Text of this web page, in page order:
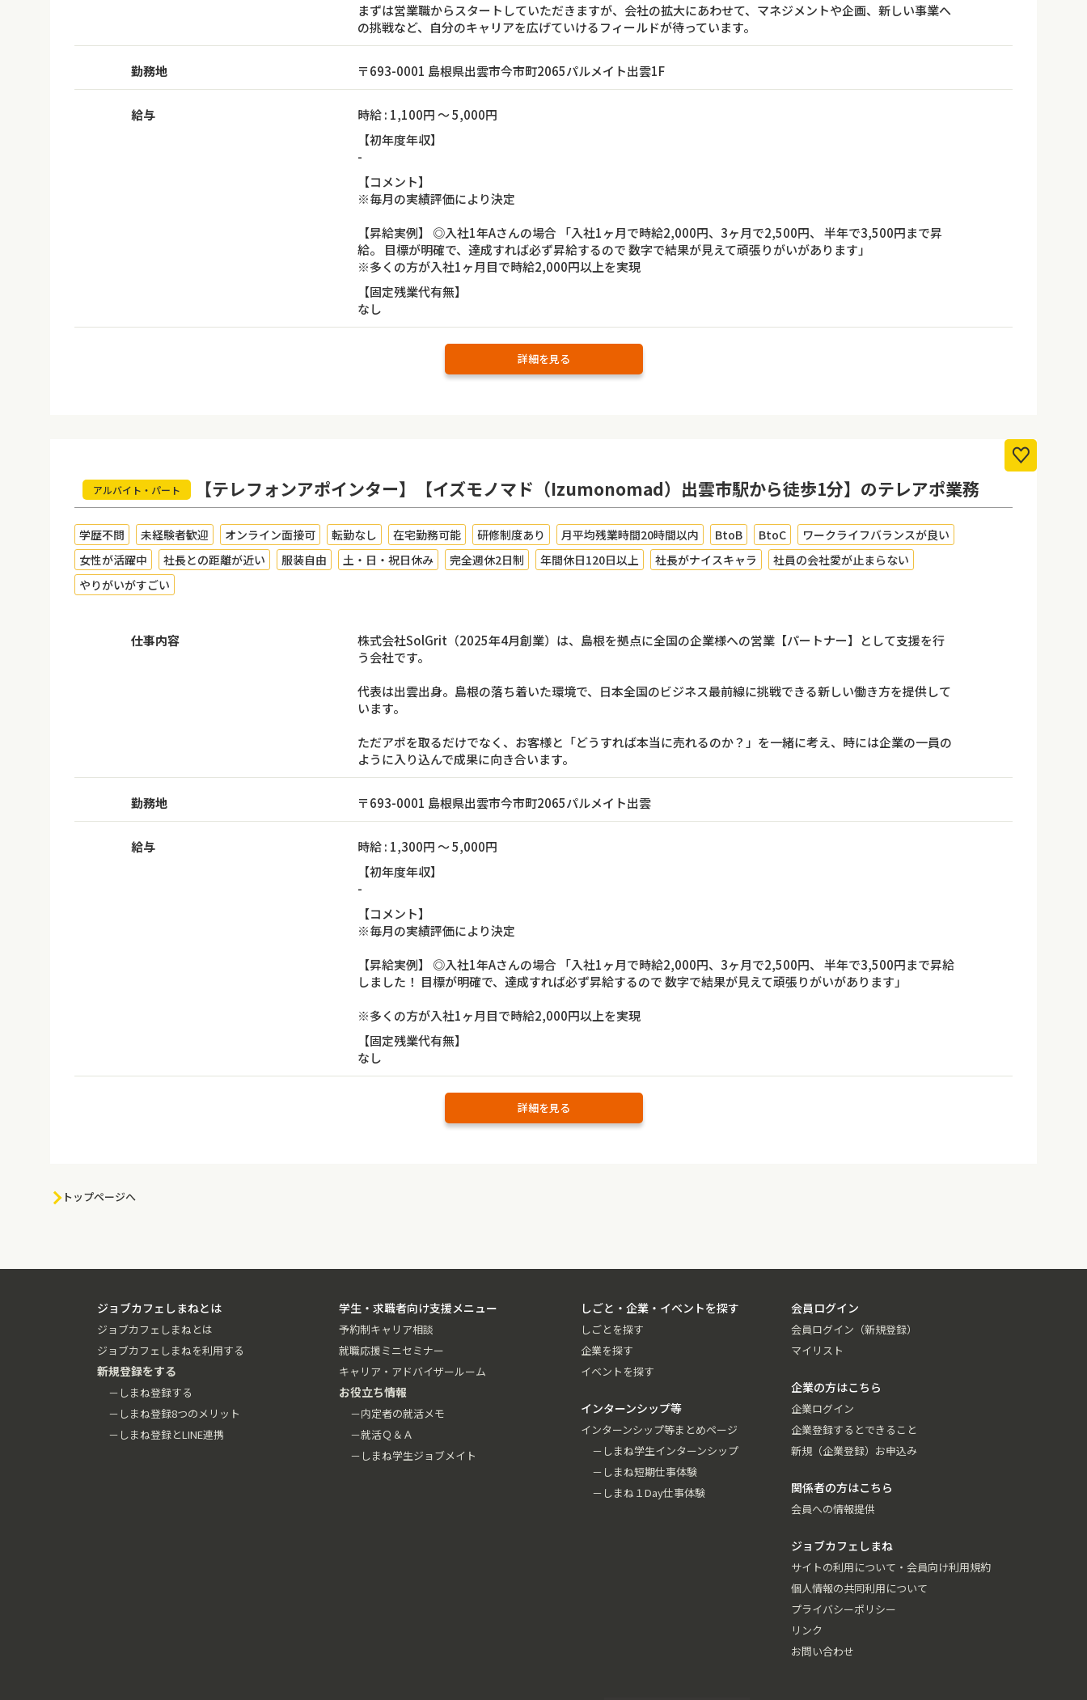
まずは営業職からスタートしていただきますが、会社の拡大にあわせて、マネジメントや企画、新しい事業へ
の挑戦など、自分のキャリアを広げていけるフィールドが待っています。
勤務地 〒693-0001 島根県出雲市今市町2065パルメイト出雲1F
給与
時給 : 1,100円 ～ 5,000円
【初年度年収】
-
【コメント】
※毎月の実績評価により決定
【昇給実例】 ◎入社1年Aさんの場合 「入社1ヶ月で時給2,000円、3ヶ月で2,500円、 半年で3,500円まで昇
給。 目標が明確で、達成すれば必ず昇給するので 数字で結果が見えて頑張りがいがあります」
※多くの方が入社1ヶ月目で時給2,000円以上を実現
【固定残業代有無】
なし
詳細を見る
アルバイト・パート 【テレフォンアポインター】【イズモノマド（Izumonomad）出雲市駅から徒歩1分】のテレアポ業務
学歴不問 未経験者歓迎 オンライン面接可 転勤なし 在宅勤務可能 研修制度あり 月平均残業時間20時間以内 BtoB BtoC
ワークライフバランスが良い
女性が活躍中
社長との距離が近い 服装自由 土・日・祝日休み 完全週休2日制 年間休日120日以上 社長がナイスキャラ
社員の会社愛が止まらない
やりがいがすごい
仕事内容
株式会社SolGrit（2025年4月創業）は、島根を拠点に全国の企業様への営業【パートナー】として支援を行
う会社です。
代表は出雲出身。島根の落ち着いた環境で、日本全国のビジネス最前線に挑戦できる新しい働き方を提供して
います。
ただアポを取るだけでなく、お客様と「どうすれば本当に売れるのか？」を一緒に考え、時には企業の一員の
ように入り込んで成果に向き合います。
勤務地 〒693-0001 島根県出雲市今市町2065パルメイト出雲
給与
時給 : 1,300円 ～ 5,000円
【初年度年収】
-
【コメント】
※毎月の実績評価により決定
【昇給実例】 ◎入社1年Aさんの場合 「入社1ヶ月で時給2,000円、3ヶ月で2,500円、 半年で3,500円まで昇給
しました！ 目標が明確で、達成すれば必ず昇給するので 数字で結果が見えて頑張りがいがあります」
※多くの方が入社1ヶ月目で時給2,000円以上を実現
【固定残業代有無】
なし
詳細を見る
トップページへ
ジョブカフェしまねとは
ジョブカフェしまねとは
ジョブカフェしまねを利用する
新規登録をする
－しまね登録する
－しまね登録8つのメリット
－しまね登録とLINE連携
学生・求職者向け支援メニュー
予約制キャリア相談
就職応援ミニセミナー
キャリア・アドバイザールーム
お役立ち情報
－内定者の就活メモ
－就活Ｑ＆Ａ
－しまね学生ジョブメイト
しごと・企業・イベントを探す
しごとを探す
企業を探す
イベントを探す
インターンシップ等
インターンシップ等まとめページ
－しまね学生インターンシップ
－しまね短期仕事体験
－しまね１Day仕事体験
会員ログイン
会員ログイン（新規登録）
マイリスト
企業の方はこちら
企業ログイン
企業登録するとできること
新規（企業登録）お申込み
関係者の方はこちら
会員への情報提供
ジョブカフェしまね
サイトの利用について・会員向け利用規約
個人情報の共同利用について
プライバシーポリシー
リンク
お問い合わせ